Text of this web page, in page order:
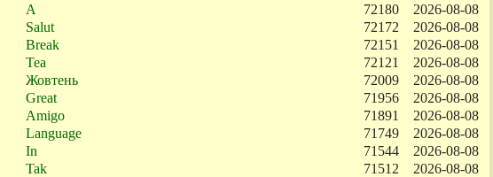
A 72180
2026-08-08
Salut 72172
2026-08-08
Break 72151
2026-08-08
Tea 72121
2026-08-08
Жовтень 72009
2026-08-08
Great 71956
2026-08-08
Amigo 71891
2026-08-08
Language 71749
2026-08-08
In 71544
2026-08-08
Tak 71512
2026-08-08